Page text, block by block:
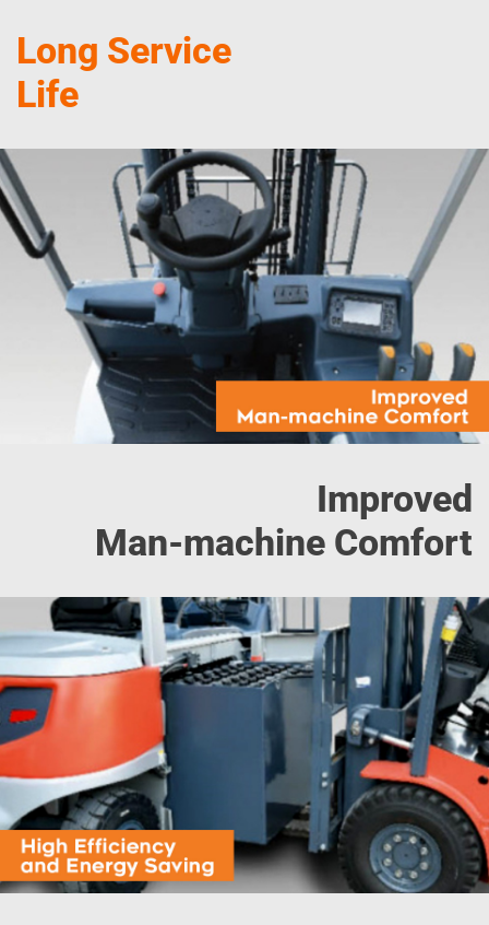
Long Service
Life
Improved
Man-machine Comfort